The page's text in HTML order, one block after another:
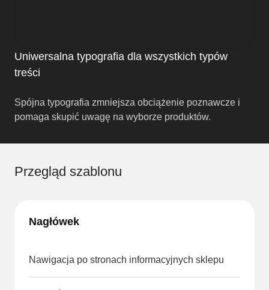
Uniwersalna typografia dla wszystkich typów
treści
Spójna typografia zmniejsza obciążenie poznawcze i
pomaga skupić uwagę na wyborze produktów.
Przegląd szablonu
Nagłówek
Nawigacja po stronach informacyjnych sklepu